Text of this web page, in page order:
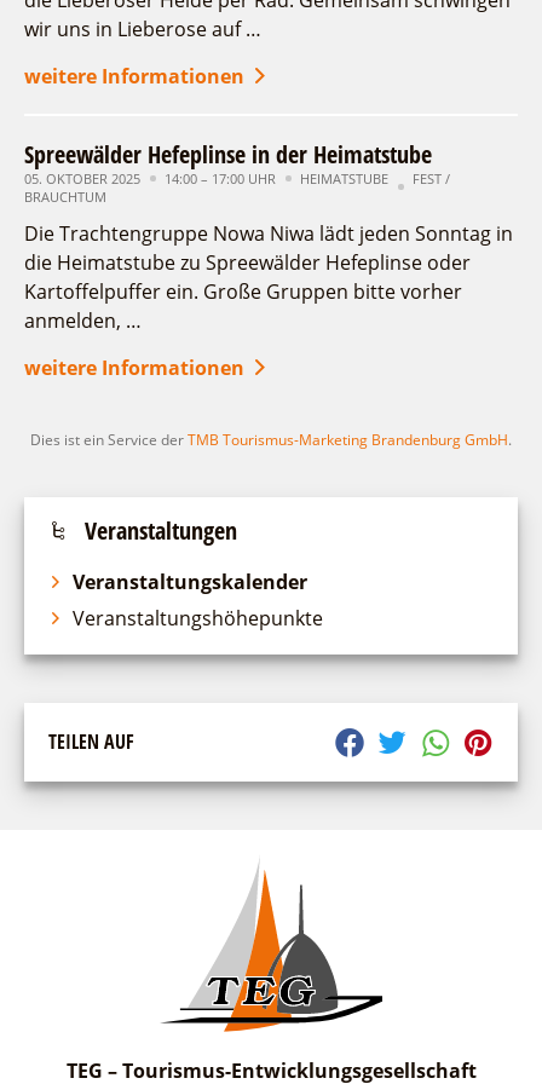
Einkaufen
Gruppen
Fremdenverkehrsvereine
Kahnfahrten
Campingplatz Jessern
Wirtschaftsförderung
Regionalentwicklung
Bürgerbus
Naturwelt Lieberoser Heide
Q-Gemeinde Schwielochsee
Staatlich anerkannter Erholungsort Goyatz
Mein Brandenburg – Infostelen
ILB
Über uns
Team
Aktuelles
Infomaterial
Warenkorb
wir uns in Lieberose auf …
weitere Informationen
Spreewälder Hefeplinse in der Heimatstube
05. OKTOBER 2025 14:00 – 17:00 UHR HEIMATSTUBE
FEST /
BRAUCHTUM
Die Trachtengruppe Nowa Niwa lädt jeden Sonntag in
die Heimatstube zu Spreewälder Hefeplinse oder
Kartoffelpuffer ein. Große Gruppen bitte vorher
anmelden, …
weitere Informationen
Dies ist ein Service derTMB Tourismus-Marketing Brandenburg GmbH.
20
21 22
27
28 29 30
Erweiterte Suche
Zeitraum
von
bis
alle Kategorien
Kategorie
aktuelle und laufende Veranstaltungen
Suchbegriff
Ort
suchen
zurücksetzen
Veranstaltungen
Veranstaltungskalender
Veranstaltungshöhepunkte
TEILEN AUF
TEG – Tourismus-Entwicklungsgesellschaft